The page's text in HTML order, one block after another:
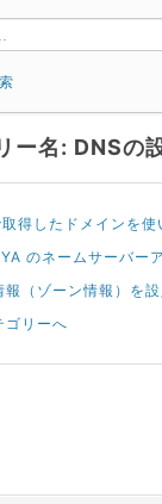
ー名: DNSの
得したドメインを使
のネームサーバー
報（ゾーン情報）を
ゴリーへ